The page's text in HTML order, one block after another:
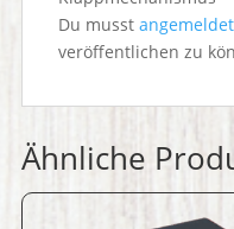
Du musst angemeldet
veröffentlichen zu
Ähnliche